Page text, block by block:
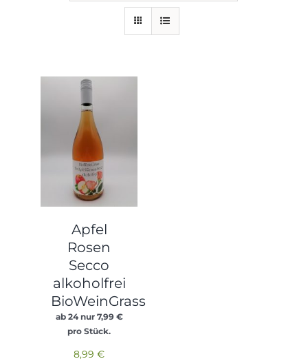
Apfel
Rosen
Secco
alkoholfrei
BioWeinGrass
ab 24 nur 7,99 €
pro Stück.
8,99€